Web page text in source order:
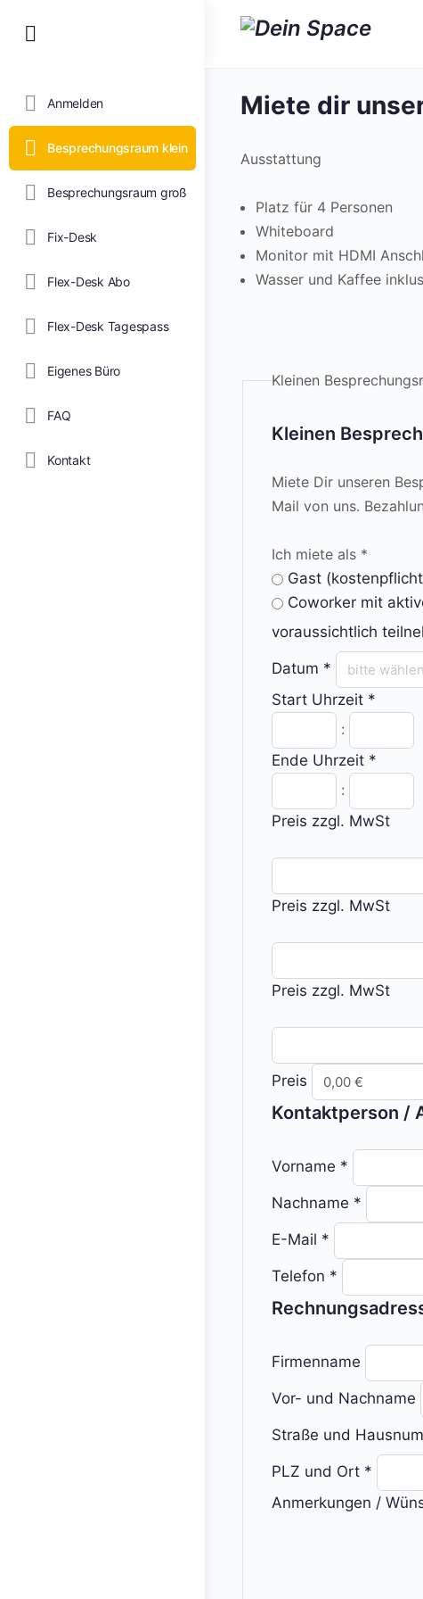
Anmelden
Besprechungsraum klein
Besprechungsraum groß
Fix-Desk
Flex-Desk Abo
Flex-Desk Tagespass
Eigenes Büro
FAQ
Kontakt
Miete dir
Ausstattung
Platz für 4 Personen
Whiteboard
Monitor mit HDMI
Wasser und Kaffee
Kleinen
Kleinen
Miete Dir unseren
Mail von uns.
Ich miete als *
Gast
Coworker mit
voraussichtlich
Datum *
Start Uhrzeit *
:
Ende Uhrzeit *
:
Preis zzgl. MwSt
Preis zzgl. MwSt
Preis zzgl. MwSt
Preis
Kontaktperson /
Vorname *
Nachname *
E-Mail *
Telefon *
Firmenname
Vor- und Nachname
Straße und
PLZ und Ort *
Anmerkungen /